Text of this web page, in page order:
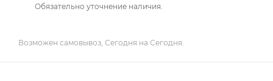
Обязательно уточнение наличия.
Возможен самовывоз, Сегодня на Сегодня.